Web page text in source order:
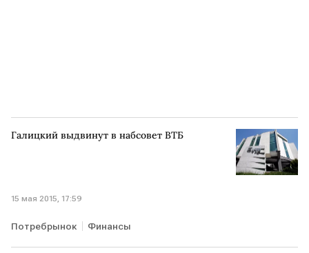
Галицкий выдвинут в набсовет ВТБ
15 мая 2015, 17:59
Потребрынок Финансы